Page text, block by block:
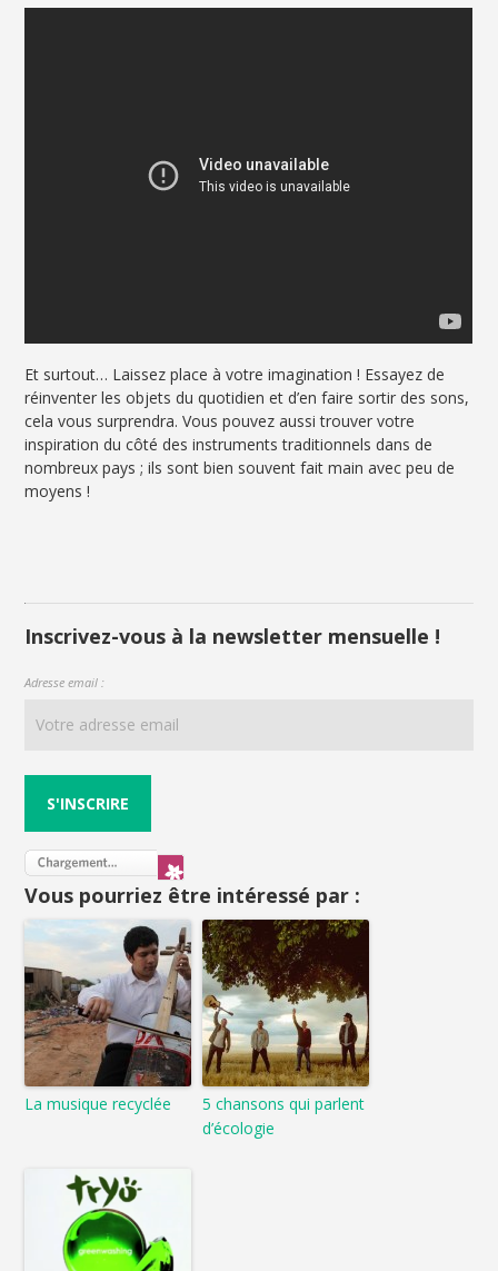
Et surtout… Laissez place à votre imagination ! Essayez de
réinventer les objets du quotidien et d’en faire sortir des sons,
cela vous surprendra. Vous pouvez aussi trouver votre
inspiration du côté des instruments traditionnels dans de
nombreux pays ; ils sont bien souvent fait main avec peu de
moyens !
Inscrivez-vous à la newsletter mensuelle !
Adresse email :
Vous pourriez être intéressé par :
La musique recyclée
5 chansons qui parlent
d’écologie